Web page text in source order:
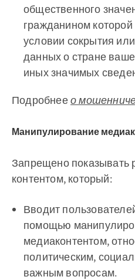
общественного
гражданином
условии сокрытия
данных о стране
иных значимых
Подробнеео
Манипулирование
Запрещено показывать
контентом, который:
Вводит
помощью
медиаконтентом,
политическим,
важным вопросам.